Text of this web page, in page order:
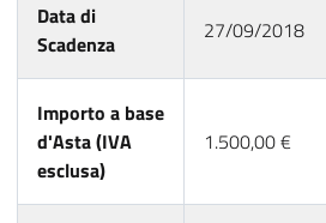
Data di
Scadenza
27/09/2018
Importo a base
d'Asta (IVA
esclusa)
1.500,00 €